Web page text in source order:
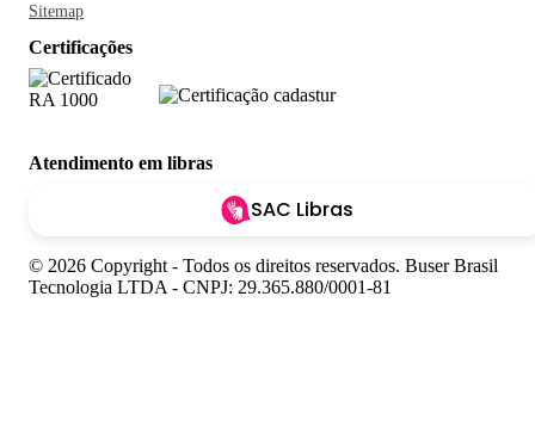
Sitemap
Certificações
Atendimento em libras
SAC Libras
© 2026 Copyright - Todos os direitos reservados. Buser Brasil
Tecnologia LTDA - CNPJ: 29.365.880/0001-81